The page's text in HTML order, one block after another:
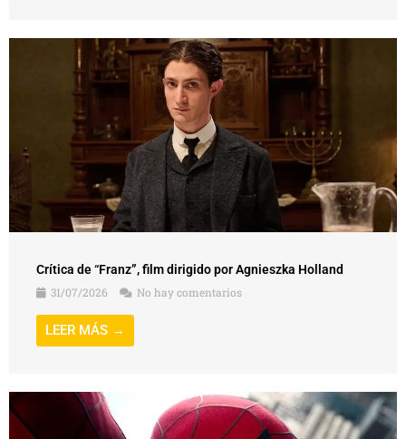
Crítica de “Franz”, film dirigido por Agnieszka Holland
31/07/2026
No hay comentarios
LEER MÁS →